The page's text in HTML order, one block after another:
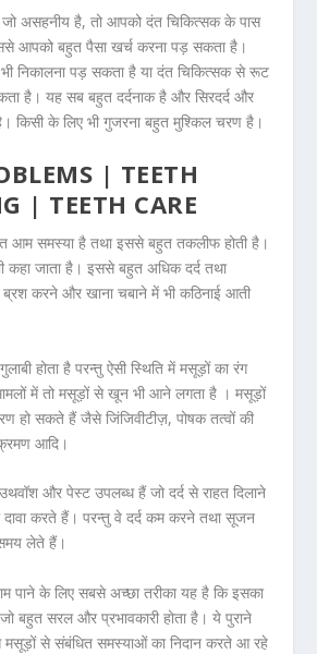
जो असहनीय है, तो आपको दंत चिकित्सक के पास
आपको बहुत पैसा खर्च करना पड़ सकता है।
निकालना पड़ सकता है या दंत चिकित्सक से रूट
है। यह सब बहुत दर्दनाक है और सिरदर्द और
किसी के लिए भी गुजरना बहुत मुश्किल चरण है।
| TEETH
| TEETH CARE
आम समस्या है तथा इससे बहुत तकलीफ होती है।
कहा जाता है। इससे बहुत अधिक दर्द तथा
करने और खाना चबाने में भी कठिनाई आती
होता है परन्तु ऐसी स्थिति में मसूड़ों का रंग
में तो मसूड़ों से खून भी आने लगता है । मसूड़ों
सकते हैं जैसे जिंजिवीटीज़, पोषक तत्वों की
आदि।
और पेस्ट उपलब्ध हैं जो दर्द से राहत दिलाने
करते हैं। परन्तु वे दर्द कम करने तथा सूजन
लेते हैं।
पाने के लिए सबसे अच्छा तरीका यह है कि इसका
बहुत सरल और प्रभावकारी होता है। ये पुराने
मसूड़ों से संबंधित समस्याओं का निदान करते आ रहे